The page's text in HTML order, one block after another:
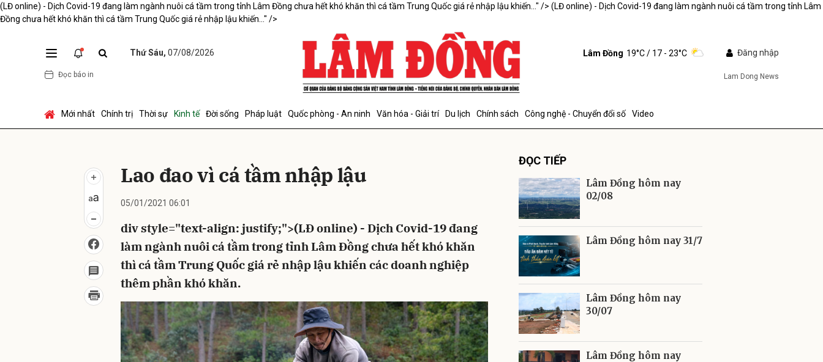
(LĐ online) - Dịch Covid-19 đang làm ngành nuôi cá tầm trong tỉnh Lâm Đồng chưa hết khó khăn thì cá tầm Trung Quốc giá rẻ nhập lậu khiến..." /> (LĐ online) - Dịch Covid-19 đang làm ngành nuôi cá tầm trong tỉnh Lâm
Đồng chưa hết khó khăn thì cá tầm Trung Quốc giá rẻ nhập lậu khiến..." />
Thứ Sáu, 07/08/2026
Đọc báo in
Lâm Đồng 19°C/ 17 - 23°C Đăng nhập
Lam Dong News
Mới nhất Chính trị Thời sự Kinh tế Đời sống Pháp luật Quốc phòng - An ninh Văn hóa - Giải trí Du lịch Chính sách Công nghệ - Chuyển đổi số Video
Lao đao vì cá tầm nhập lậu
05/01/2021 06:01
div style="text-align: justify;">(LĐ online) - Dịch Covid-19 đang
làm ngành nuôi cá tầm trong tỉnh Lâm Đồng chưa hết khó khăn
thì cá tầm Trung Quốc giá rẻ nhập lậu khiến các doanh nghiệp
thêm phần khó khăn.
ĐỌC TIẾP
Lâm Đồng hôm nay
02/08
Lâm Đồng hôm nay 31/7
Lâm Đồng hôm nay
30/07
Lâm Đồng hôm nay
Gửi bình luận
Gửi